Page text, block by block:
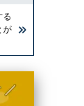
る
が